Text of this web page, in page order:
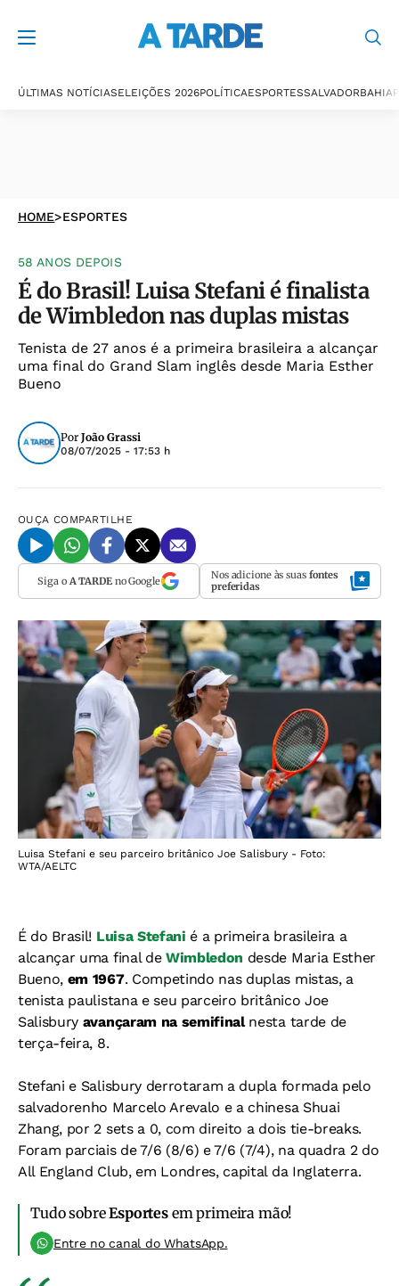
ÚLTIMAS NOTÍCIASELEIÇÕES 2026POLÍTICAESPORTESSALVADORBAHIA
HOME>ESPORTES
58 ANOS DEPOIS
É do Brasil! Luisa Stefani é finalista
de Wimbledon nas duplas mistas
Tenista de 27 anos é a primeira brasileira a alcançar
uma final do Grand Slam inglês desde Maria Esther
Bueno
Por João Grassi
08/07/2025 - 17:53 h
OUÇA COMPARTILHE
Siga o A TARDEno Google Nos adicione às suas fontes
preferidas
Luisa Stefani e seu parceiro britânico Joe Salisbury - Foto:
WTA/AELTC
É do Brasil! Luisa Stefani é a primeira brasileira a
alcançar uma final de Wimbledon desde Maria Esther
Bueno, em 1967. Competindo nas duplas mistas, a
tenista paulistana e seu parceiro britânico Joe
Salisbury avançaram na semifinal nesta tarde de
terça-feira, 8.
Stefani e Salisbury derrotaram a dupla formada pelo
salvadorenho Marcelo Arevalo e a chinesa Shuai
Zhang, por 2 sets a 0, com direito a dois tie-breaks.
Foram parciais de 7/6 (8/6) e 7/6 (7/4), na quadra 2 do
All England Club, em Londres, capital da Inglaterra.
Tudo sobreEsportesem primeira mão!
Entre no canal do WhatsApp.